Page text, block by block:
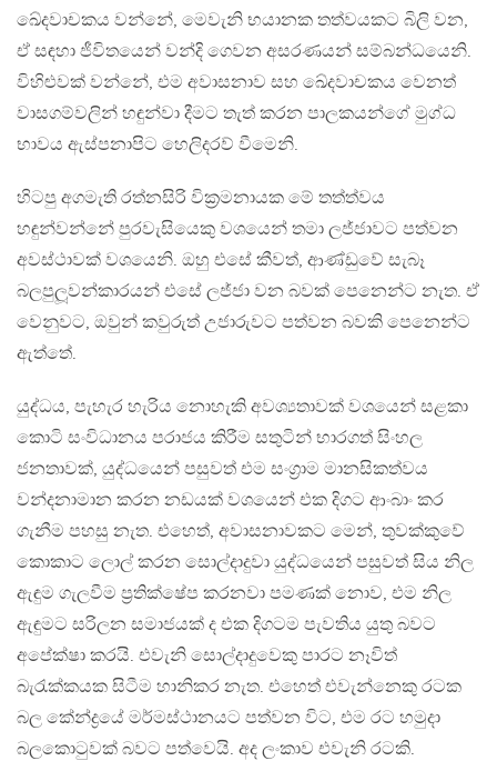
ඛේදවාචකය වන්නේ, මෙවැනි භයානක තත්වයකට බිලි වන,
ඒ සඳහා ජීවිතයෙන් වන්දි ගෙවන අසරණයන් සම්බන්ධයෙනි.
විහිළුවක් වන්නේ, එම අවාසනාව සහ ඛේදවාචකය වෙනත්
වාසගම්වලින් හඳුන්වා දීමට තැත් කරන පාලකයන්ගේ මුග්ධ
භාවය ඇස්පනාපිට හෙලිදරව් වීමෙනි.
හිටපු අගමැති රත්නසිරි වික්‍රමනායක මේ තත්ත්වය
හඳුන්වන්නේ පුරවැසියෙකු වශයෙන් තමා ලජ්ජාවට පත්වන
අවස්ථාවක් වශයෙනි. ඔහු එසේ කීවත්, ආණ්ඩුවේ සැබෑ
බලපුලූවන්කාරයන් එසේ ලජ්ජා වන බවක් පෙනෙන්ට නැත. ඒ
වෙනුවට, ඔවුන් කවුරුත් උජාරුවට පත්වන බවකි පෙනෙන්ට
ඇත්තේ.
යුද්ධය, පැහැර හැරිය නොහැකි අවශ්‍යතාවක් වශයෙන් සළකා
කොටි සංවිධානය පරාජය කිරීම සතුටින් භාරගත් සිංහල
ජනතාවක්, යුද්ධයෙන් පසුවත් එම සංග්‍රාම මානසිකත්වය
වන්දනාමාන කරන නඩයක් වශයෙන් එක දිගට ආංබාං කර
ගැනීම පහසු නැත. එහෙත්, අවාසනාවකට මෙන්, තුවක්කුවේ
කොකාට ලොල් කරන සොල්දාදුවා යුද්ධයෙන් පසුවත් සිය නිල
ඇඳුම ගැලවීම ප්‍රතික්ෂේප කරනවා පමණක් නොව, එම නිල
ඇඳුමට සරිලන සමාජයක් ද එක දිගටම පැවතිය යුතු බවට
අපේක්ෂා කරයි. එවැනි සොල්දාදුවෙකු පාරට නෑවිත්
බැරැක්කයක සිටීම හානිකර නැත. එහෙත් එවැන්නෙකු රටක
බල කේන්ද්‍රයේ මර්මස්ථානයට පත්වන විට, එම රට හමුදා
බලකොටුවක් බවට පත්වෙයි. අද ලංකාව එවැනි රටකි.